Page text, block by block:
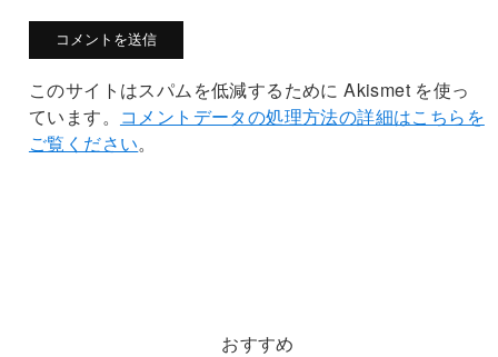
このサイトはスパムを低減するために Akismet を使っ
ています。 コメントデータの処理方法の詳細はこちらを
ご覧ください。
おすすめ